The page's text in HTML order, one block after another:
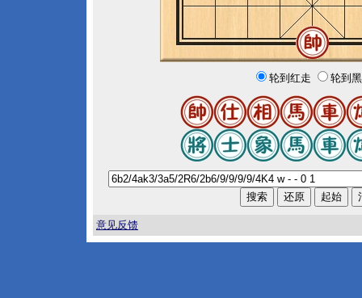
轮到红走 轮到
意见反馈